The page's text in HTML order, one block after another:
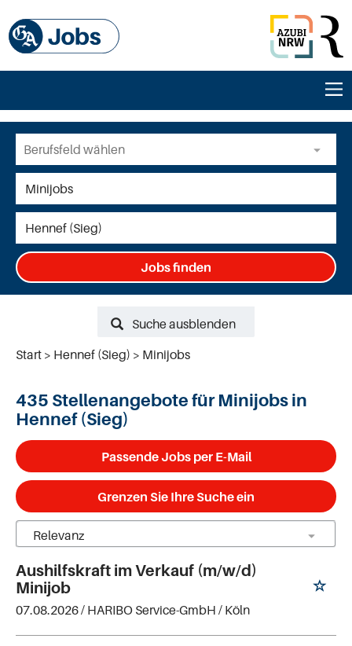
Jobs finden
Suche ausblenden
Start
Hennef (Sieg) Minijobs
435 Stellenangebote für Minijobs in
Hennef (Sieg)
Passende Jobs per E-Mail
Grenzen Sie Ihre Suche ein
Aushilfskraft im Verkauf (m/w/d)
Minijob
07.08.2026 / HARIBO Service-GmbH / Köln